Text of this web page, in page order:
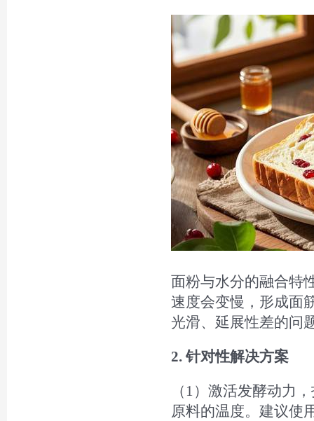
面粉与水分的融合特
速度会变慢，形成面
光滑、延展性差的问
2. 针对性解决方案
（1）激活发酵动力
原料的温度。建议使